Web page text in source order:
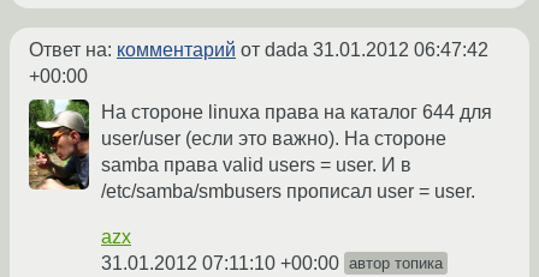
Ответ на: комментарий от dada 31.01.2012 06:47:42
+00:00
На стороне linuxa права на каталог 644 для
user/user (если это важно). На стороне
samba права valid users = user. И в
/etc/samba/smbusers прописал user = user.
azx
31.01.2012 07:11:10 +00:00 автор топика